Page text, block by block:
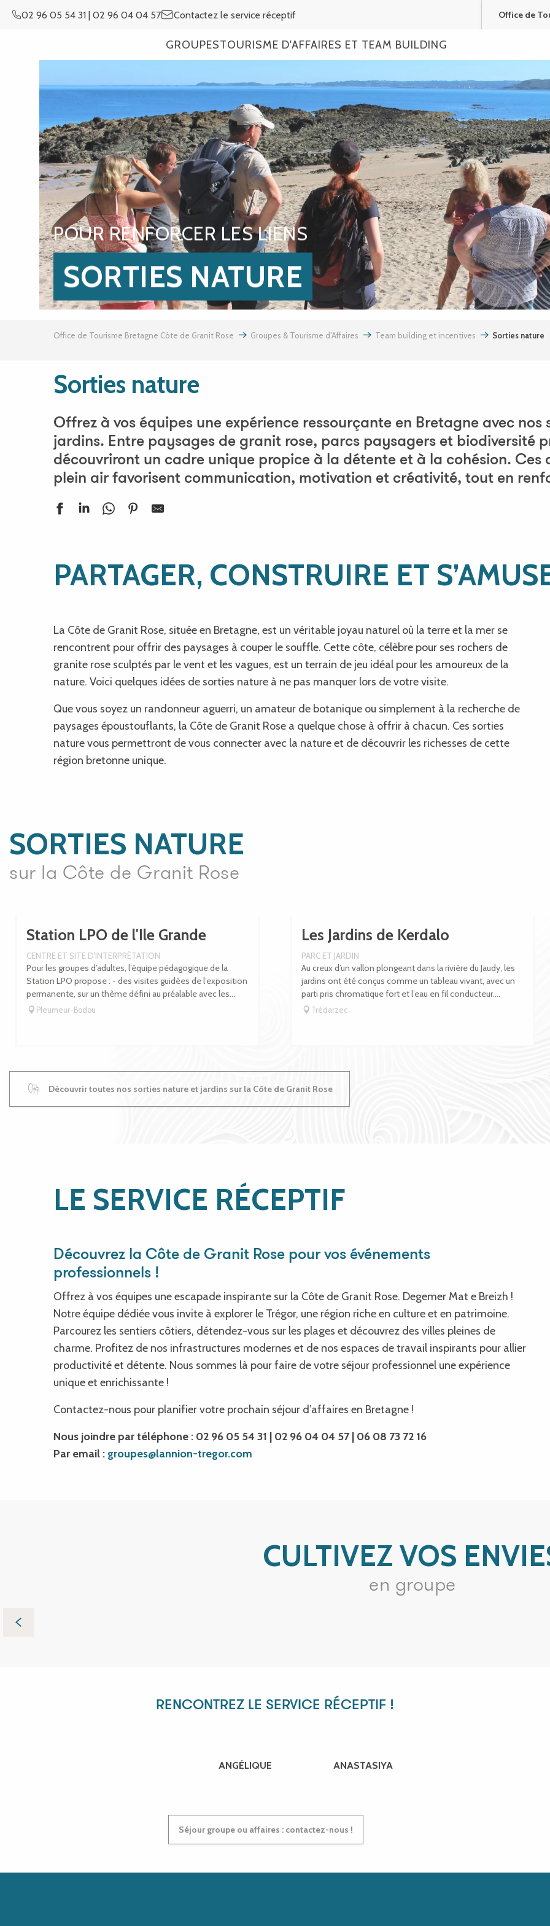
02 96 05 54 31 | 02 96 04 04 57 Contactez le service réceptif Office de
GROUPESTOURISME D'AFFAIRES ET TEAM BUILDING
POUR RENFORCER LES LIENS
SORTIES NATURE
Office de Tourisme Bretagne Côte de Granit Rose Groupes & Tourisme d’Affaires Team building et incentives Sorties nature
Sorties nature
Offrez à vos équipes une expérience ressourçante en Bretagne avec
jardins. Entre paysages de granit rose, parcs paysagers et biodiversité
découvriront un cadre unique propice à la détente et à la cohésion.
plein air favorisent communication, motivation et créativité, tout en
PARTAGER, CONSTRUIRE ET
La Côte de Granit Rose, située en Bretagne, est un véritable joyau naturel où la terre et la mer se
rencontrent pour offrir des paysages à couper le souffle. Cette côte, célèbre pour ses rochers de
granite rose sculptés par le vent et les vagues, est un terrain de jeu idéal pour les amoureux de la
nature. Voici quelques idées de sorties nature à ne pas manquer lors de votre visite.
Que vous soyez un randonneur aguerri, un amateur de botanique ou simplement à la recherche de
paysages époustouflants, la Côte de Granit Rose a quelque chose à offrir à chacun. Ces sorties
nature vous permettront de vous connecter avec la nature et de découvrir les richesses de cette
région bretonne unique.
SORTIES NATURE
sur la Côte de Granit Rose
Station LPO de l'Ile Grande
CENTRE ET SITE D'INTERPRÉTATION
Pour les groupes d’adultes, l’équipe pédagogique de la
Station LPO propose : - des visites guidées de l’exposition
permanente, sur un thème défini au préalable avec les...
Pleumeur-Bodou
Les Jardins de Kerdalo
PARC ET JARDIN
Au creux d’un vallon plongeant dans la rivière du Jaudy, les
jardins ont été conçus comme un tableau vivant, avec un
parti pris chromatique fort et l’eau en fil conducteur....
Trédarzec
Découvrir toutes nos sorties nature et jardins sur la Côte de Granit Rose
LE SERVICE RÉCEPTIF
Découvrez la Côte de Granit Rose pour vos événements
professionnels !
Offrez à vos équipes une escapade inspirante sur la Côte de Granit Rose. Degemer Mat e Breizh !
Notre équipe dédiée vous invite à explorer le Trégor, une région riche en culture et en patrimoine.
Parcourez les sentiers côtiers, détendez-vous sur les plages et découvrez des villes pleines de
charme. Profitez de nos infrastructures modernes et de nos espaces de travail inspirants pour allier
productivité et détente. Nous sommes là pour faire de votre séjour professionnel une expérience
unique et enrichissante !
Contactez-nous pour planifier votre prochain séjour d’affaires en Bretagne !
Nous joindre par téléphone : 02 96 05 54 31 | 02 96 04 04 57 | 06 08 73 72 16
Par email : groupes@lannion-tregor.com
CULTIVEZ VOS
en groupe
RENCONTREZ LE SERVICE RÉCEPTIF !
ANGÉLIQUE ANASTASIYA
Séjour groupe ou affaires : contactez-nous !